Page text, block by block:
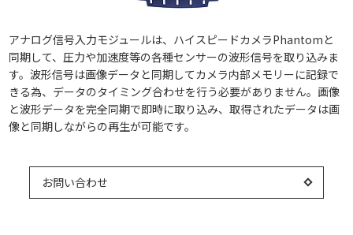
アナログ信号入力モジュールは、ハイスピードカメラPhantomと
同期して、圧力や加速度等の各種センサーの波形信号を取り込みま
す。波形信号は画像データと同期してカメラ内部メモリーに記録で
きる為、データのタイミング合わせを行う必要がありません。画像
と波形データを完全同期で即時に取り込み、取得されたデータは画
像と同期しながらの再生が可能です。
お問い合わせ